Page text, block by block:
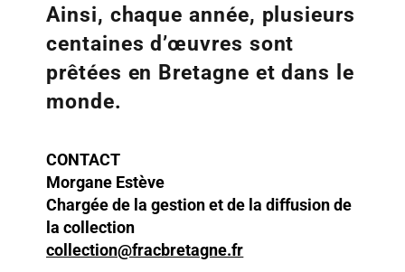
Ainsi, chaque année, plusieurs
centaines d’œuvres sont
prêtées en Bretagne et dans le
monde.
CONTACT
Morgane Estève
Chargée de la gestion et de la diffusion de
la collection
collection@fracbretagne.fr